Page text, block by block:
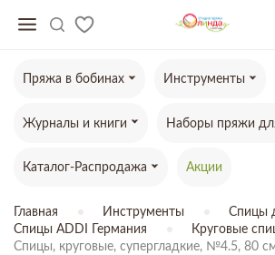
Пряжа в бобинах Инструменты
Журналы и книги Наборы пряжи
Каталог-Распродажа Акции
Главная Инструменты
Спицы
Спицы ADDI Германия
Круговые
Спицы, круговые, супергладкие, №4.5, 80